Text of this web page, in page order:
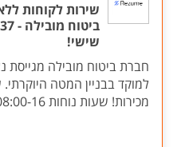
שירות לקוחות
שישי!
חברת ביטוח מובילה מגייסת
למוקד בבניין המטה
מכירות! שעות נוחות 08:00-16...